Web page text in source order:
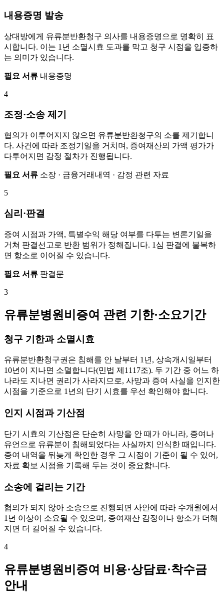
내용증명 발송
상대방에게 유류분반환청구 의사를 내용증명으로 명확히 표
시합니다. 이는 1년 소멸시효 도과를 막고 청구 시점을 입증하
는 의미가 있습니다.
필요 서류 내용증명
4
조정·소송 제기
협의가 이루어지지 않으면 유류분반환청구의 소를 제기합니
다. 사건에 따라 조정기일을 거치며, 증여재산의 가액 평가가
다투어지면 감정 절차가 진행됩니다.
필요 서류 소장 · 금융거래내역 · 감정 관련 자료
5
심리·판결
증여 시점과 가액, 특별수익 해당 여부를 다투는 변론기일을
거쳐 판결선고로 반환 범위가 정해집니다. 1심 판결에 불복하
면 항소로 이어질 수 있습니다.
필요 서류 판결문
3
유류분병원비증여 관련 기한·소요기간
청구 기한과 소멸시효
유류분반환청구권은 침해를 안 날부터 1년, 상속개시일부터
10년이 지나면 소멸합니다(민법 제1117조). 두 기간 중 어느 하
나라도 지나면 권리가 사라지므로, 사망과 증여 사실을 인지한
시점을 기준으로 1년의 단기 시효를 우선 확인해야 합니다.
인지 시점과 기산점
단기 시효의 기산점은 단순히 사망을 안 때가 아니라, 증여나
유언으로 유류분이 침해되었다는 사실까지 인식한 때입니다.
증여 내역을 뒤늦게 확인한 경우 그 시점이 기준이 될 수 있어,
자료 확보 시점을 기록해 두는 것이 중요합니다.
소송에 걸리는 기간
협의가 되지 않아 소송으로 진행되면 사안에 따라 수개월에서
1년 이상이 소요될 수 있으며, 증여재산 감정이나 항소가 더해
지면 더 길어질 수 있습니다.
4
유류분병원비증여 비용·상담료·착수금
안내